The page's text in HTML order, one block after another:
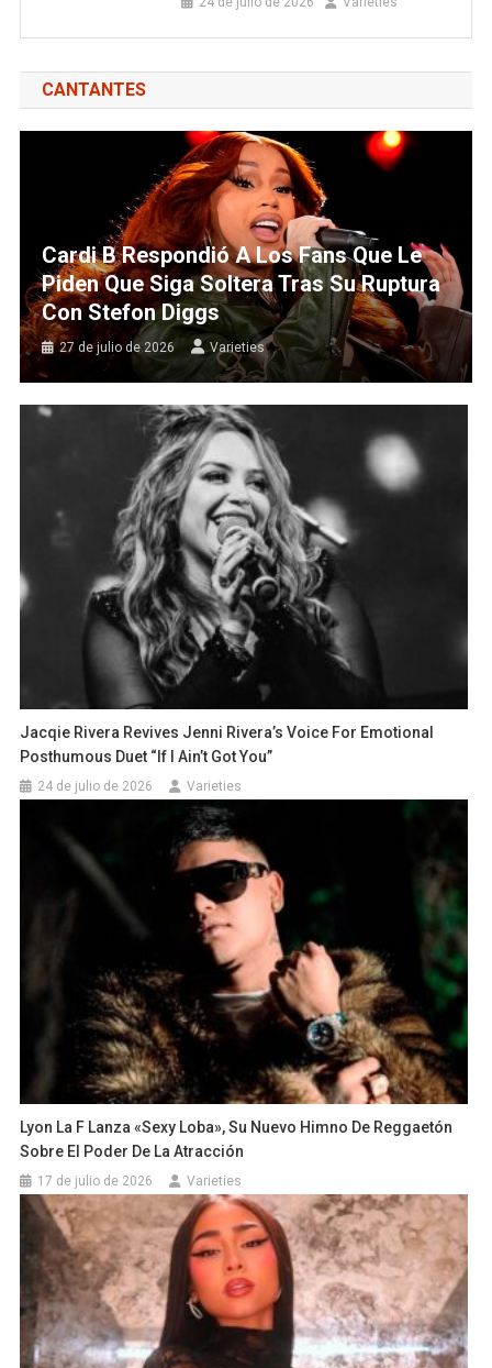
CANTANTES
Cardi B Respondió A Los Fans Que Le
Piden Que Siga Soltera Tras Su Ruptura
Con Stefon Diggs
27 de julio de 2026 Varieties
Jacqie Rivera Revives Jenni Rivera’s Voice For Emotional
Posthumous Duet “If I Ain’t Got You”
24 de julio de 2026 Varieties
Lyon La F Lanza «Sexy Loba», Su Nuevo Himno De Reggaetón
Sobre El Poder De La Atracción
17 de julio de 2026 Varieties